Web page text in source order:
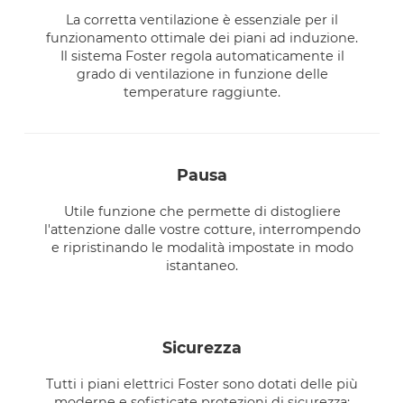
La corretta ventilazione è essenziale per il
funzionamento ottimale dei piani ad induzione.
Il sistema Foster regola automaticamente il
grado di ventilazione in funzione delle
temperature raggiunte.
pausa
Utile funzione che permette di distogliere
l'attenzione dalle vostre cotture, interrompendo
e ripristinando le modalità impostate in modo
istantaneo.
sicurezza
Tutti i piani elettrici Foster sono dotati delle più